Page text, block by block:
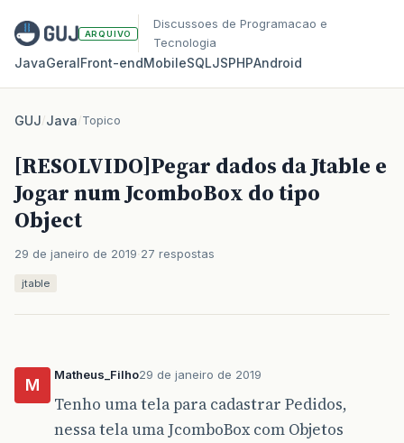
ARQUIVO
Discussoes de Programacao e
Tecnologia
JavaGeralFront‑endMobileSQLJSPHPAndroid
GUJ/Java/Topico
[RESOLVIDO]Pegar dados da Jtable e
Jogar num JcomboBox do tipo
Object
29 de janeiro de 2019 27 respostas
jtable
M
Matheus_Filho29 de janeiro de 2019
Tenho uma tela para cadastrar Pedidos,
nessa tela uma JcomboBox com Objetos